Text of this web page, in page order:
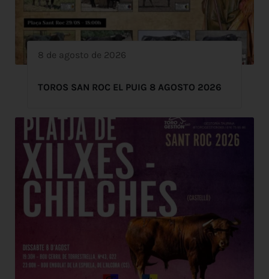
8 de agosto de 2026
TOROS SAN ROC EL PUIG 8 AGOSTO 2026